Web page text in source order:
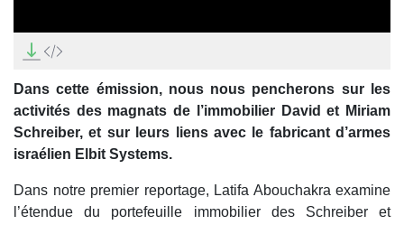
seconds
0
seconds
Dans cette émission, nous nous pencherons sur les
activités des magnats de l’immobilier David et Miriam
Schreiber, et sur leurs liens avec le fabricant d’armes
israélien Elbit Systems.
Dans notre premier reportage, Latifa Abouchakra examine
l’étendue du portefeuille immobilier des Schreiber et